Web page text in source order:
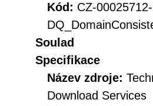
Kód: CZ-
Soulad
Specifikace
Název zdroje:
Download Services